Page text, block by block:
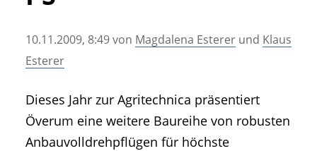
• Messen und Veranstaltungen
• Mitteilung der Redaktion
• Artikel nach Hersteller/Marke
10.11.2009, 8:49von Magdalena Esterer und Klaus
Esterer
Dieses Jahr zur Agritechnica präsentiert
Överum eine weitere Baureihe von robusten
Anbauvolldrehpflügen für höchste